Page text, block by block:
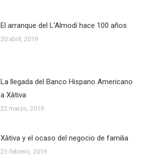
El arranque del L’Almodí hace 100 años
20 abril, 2019
La llegada del Banco Hispano Americano
a Xàtiva
22 marzo, 2019
Xàtiva y el ocaso del negocio de familia
23 febrero, 2019